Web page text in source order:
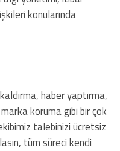
konularında
haber yaptırma,
koruma gibi bir çok
talebinizi ücretsiz
tüm süreci kendi